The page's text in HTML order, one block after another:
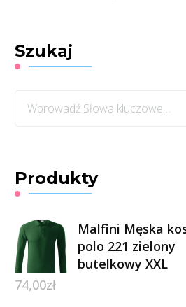
Szukaj
Szukasz
Produkty
Malfini Męska
polo 221 zielony
butelkowy XXL
74,00zł